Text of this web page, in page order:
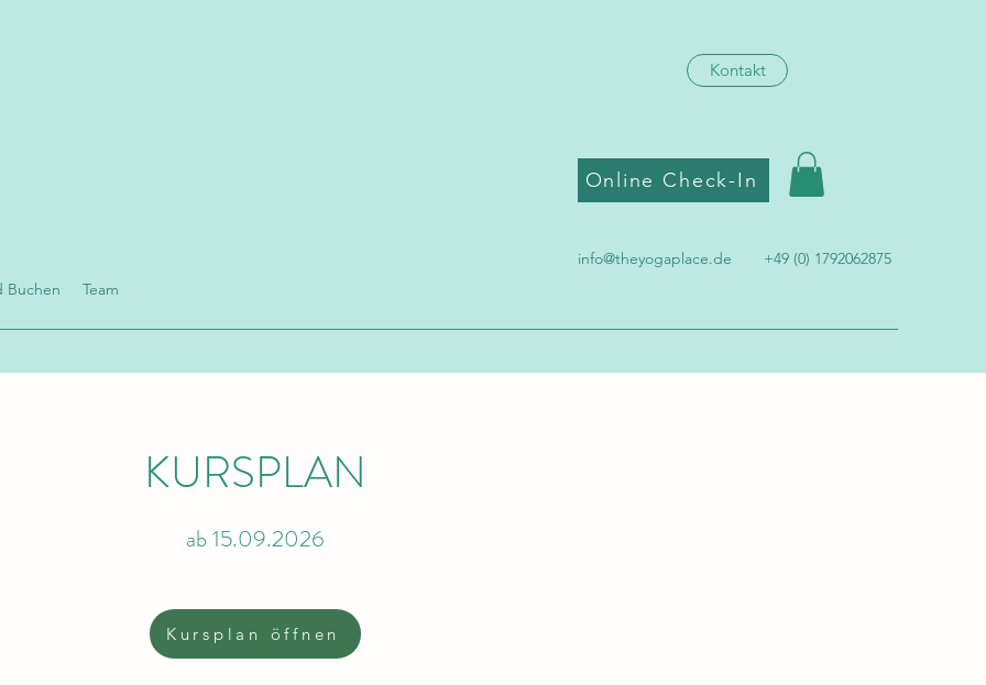
Kontakt
Online Check-In
info@theyogaplace.de
+49 (0) 1792062875
Buchen Team
KURSPLAN
ab 15.09.2026
Kursplan öffnen